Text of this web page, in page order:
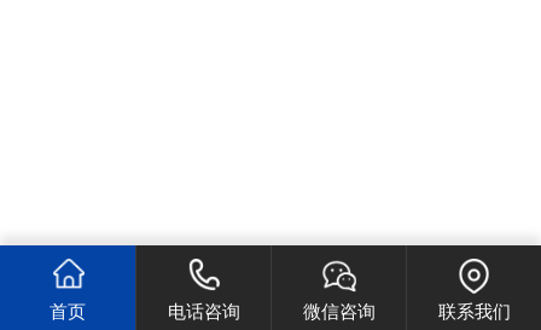
首页 电话咨询 微信咨询 联系我们